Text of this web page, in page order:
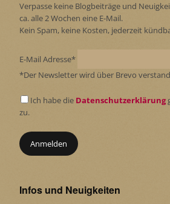
Verpasse keine Blogbeiträge und
ca. alle 2 Wochen eine E-Mail.
Kein Spam, keine Kosten, jederzeit
E-Mail Adresse*
*Der Newsletter wird über Brevo
Ich habe die Datenschutzerklärung
zu.
Infos und Neuigkeiten